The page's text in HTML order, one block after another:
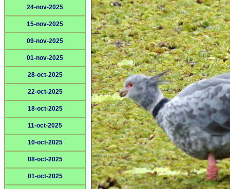
24-nov-2025
15-nov-2025
09-nov-2025
01-nov-2025
28-oct-2025
22-oct-2025
18-oct-2025
11-oct-2025
10-oct-2025
08-oct-2025
01-oct-2025